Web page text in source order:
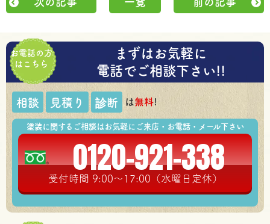
お電話の方
はこちら
まずはお気軽に
電話でご相談下さい!!
相談 見積り 診断 は無料!
塗装に関するご相談はお気軽にご来店・お電話・メール下さい
0120-921-338
受付時間 9:00～17:00（水曜日定休）